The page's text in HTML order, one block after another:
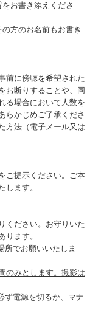
お書き添えくださ
方のお名前もお書き
前に傍聴を希望された
お断りすることや、同
る場合において人数を
らかじめご了承くださ
方法（電子メール又は
ご提示ください。ご本
します。
ください。お守りいた
ります。
でお願いいたしま
のみとします。撮影は
電源を切るか、マナ